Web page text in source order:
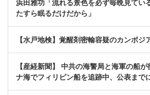
浜田雅功「流れる景色を必ず毎晩見て
たすら眠るだけだから」
【水戸地検】覚醒剤密輸容疑のカンボジ
【産経新聞】 中共の海警局と海軍の船
ナ海でフィリピン船を追跡中、公表まで